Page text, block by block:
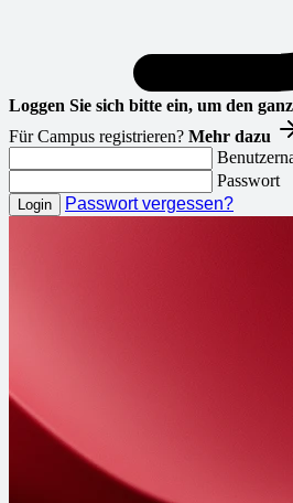
Loggen Sie sich bitte ein, um den
Für Campus registrieren? Mehr dazu
Passwort
Passwort vergessen?